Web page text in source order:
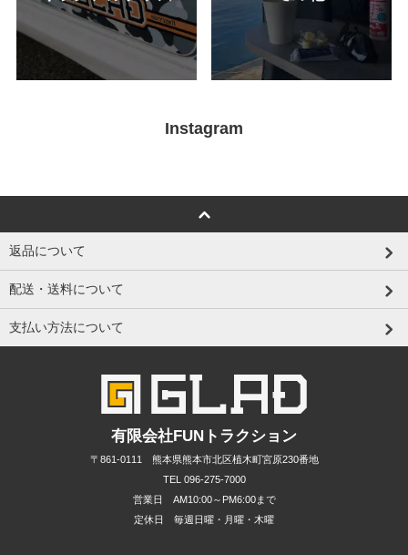
Instagram
返品について
配送・送料について
支払い方法について
有限会社FUNトラクション
〒861-0111 熊本県熊本市北区植木町宮原230番地
TEL 096-275-7000
営業日 AM10:00～PM6:00まで
定休日 毎週日曜・月曜・木曜